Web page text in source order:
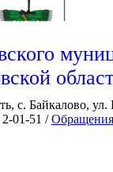
с. Байкалово,
01-51 /